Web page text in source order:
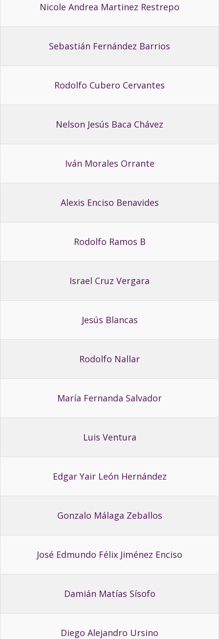
Nicole Andrea Martinez Restrepo
Sebastián Fernández Barrios
Rodolfo Cubero Cervantes
Nelson Jesús Baca Chávez
Iván Morales Orrante
Alexis Enciso Benavides
Rodolfo Ramos B
Israel Cruz Vergara
Jesús Blancas
Rodolfo Nallar
María Fernanda Salvador
Luis Ventura
Edgar Yair León Hernández
Gonzalo Málaga Zeballos
José Edmundo Félix Jiménez Enciso
Damián Matías Sísofo
Diego Alejandro Ursino